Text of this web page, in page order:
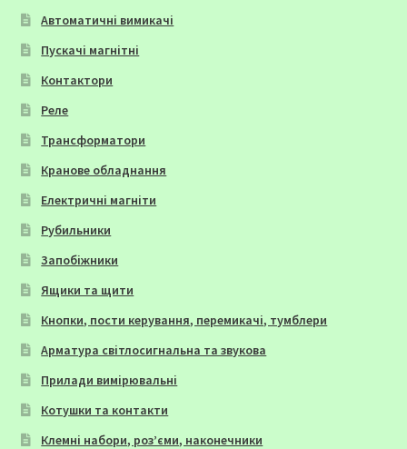
Автоматичні вимикачі
Пускачі магнітні
Контактори
Реле
Трансформатори
Кранове обладнання
Електричні магніти
Рубильники
Запобіжники
Ящики та щити
Кнопки, пости керування, перемикачі, тумблери
Арматура світлосигнальна та звукова
Прилади вимірювальні
Котушки та контакти
Клемні набори, роз’єми, наконечники